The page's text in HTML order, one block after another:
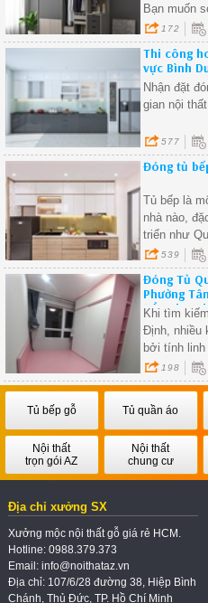
Bạn muốn
trọng, đúng
chăng?
gỗ theo
bạn!
172
Thi công
vực Bình
Nhận đặt
gian nội
577
Đóng tủ
Tủ bếp là
nhà nào,
triển như
539
Đóng Tủ
Phường
Đầu Cho
Khi tìm
Định, nhiều
bởi tính
Tủ quần áo
không gian
198
Tủ bếp gỗ Tủ quần áo
Nội thất
trọn gói AZ
Nội thất
chung cư
Địa chỉ xưởng SX
Xưởng mộc nội thất gỗ giá rẻ HCM.
Hotline: 0988.379.373
Email: info@noithataz.vn
Địa chỉ: 107/6/28 đường 38, Hiệp Bình
Chánh, Thủ Đức, TP. Hồ Chí Minh